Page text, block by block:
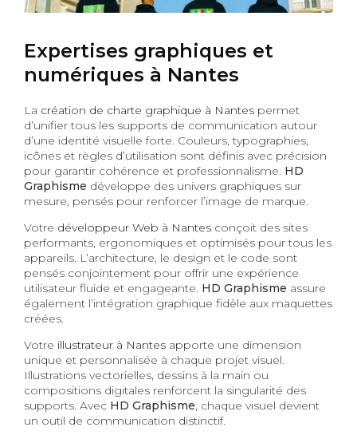
Expertises graphiques et
numériques à Nantes
La création de charte graphique à Nantes permet
d’unifier tous les supports de communication autour
d’une identité visuelle forte. Couleurs, typographies,
icônes et règles d’utilisation sont définis avec précision
pour garantir cohérence et professionnalisme. HD
Graphisme développe des univers graphiques sur
mesure, pensés pour renforcer l’image de marque.
Votre développeur Web à Nantes conçoit des sites
performants, ergonomiques et optimisés pour tous les
appareils. L’architecture, le design et le code sont
pensés conjointement pour offrir une expérience
utilisateur fluide et engageante. HD Graphisme assure
également l’intégration graphique fidèle aux maquettes
créées.
Votre illustrateur à Nantes apporte une dimension
unique et personnalisée à chaque projet visuel.
Illustrations vectorielles, dessins à la main ou
compositions digitales renforcent la singularité des
supports. Avec HD Graphisme, chaque visuel devient
un outil de communication distinctif.